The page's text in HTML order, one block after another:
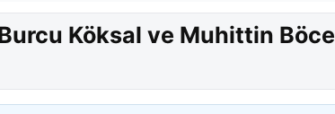
Köksal ve Muhittin